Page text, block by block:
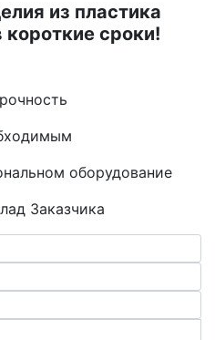
из пластика
сроки!
оборудование
Заказчика